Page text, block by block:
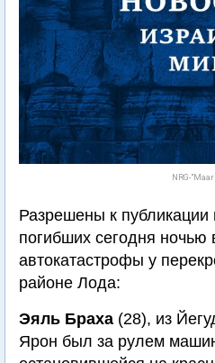
NRG-
Разрешены к
погибших сегодня ночью
автокатастрофы у
районе Лода:
Эяль Браха (28), из
Ярон был за рулем